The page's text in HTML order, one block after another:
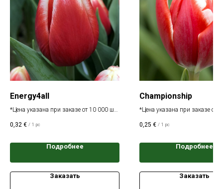
Energy4all
*Цена указана при заказе от 10 000 шт.
0,32 € / 1 pc
Подробнее
Заказать
Championship
*Цена указана при заказе от
0,25 € / 1 pc
Подробнее
Заказать